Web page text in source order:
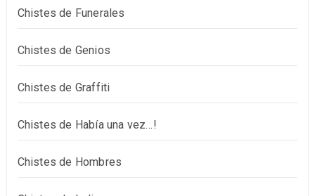
Chistes de Funerales
Chistes de Genios
Chistes de Graffiti
Chistes de Había una vez…!
Chistes de Hombres